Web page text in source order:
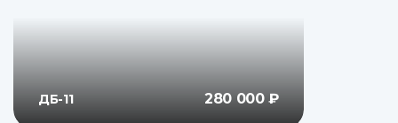
ДБ-11 280 000 ₽